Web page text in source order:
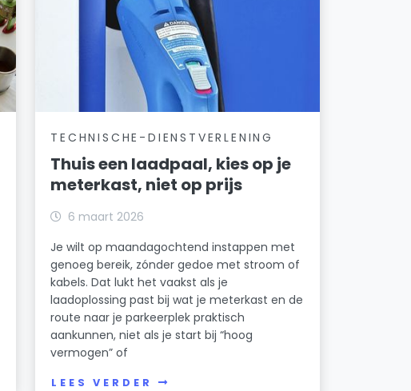
TECHNISCHE-DIENSTVERLENING
Thuis een laadpaal, kies op je
meterkast, niet op prijs
6 maart 2026
Je wilt op maandagochtend instappen met
genoeg bereik, zónder gedoe met stroom of
kabels. Dat lukt het vaakst als je
laadoplossing past bij wat je meterkast en de
route naar je parkeerplek praktisch
aankunnen, niet als je start bij “hoog
vermogen” of
LEES VERDER